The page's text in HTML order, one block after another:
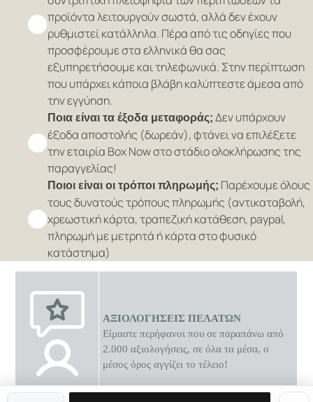
0 διαθέσιμες προσφορές
προϊόντα λειτουργούν σωστά, αλλά δεν έχουν
ρυθμιστεί κατάλληλα. Πέρα από τις οδηγίες που
προσφέρουμε στα ελληνικά θα σας
εξυπηρετήσουμε και τηλεφωνικά. Στην περίπτωση
που υπάρχει κάποια βλάβη καλύπτεστε άμεσα από
την εγγύηση.
Ποια είναι τα έξοδα μεταφοράς; Δεν υπάρχουν
έξοδα αποστολής (δωρεάν), φτάνει να επιλέξετε
την εταιρία Box Now στο στάδιο ολοκλήρωσης της
παραγγελίας!
Ποιοι είναι οι τρόποι πληρωμής; Παρέχουμε όλους
τους δυνατούς τρόπους πληρωμής (αντικαταβολή,
χρεωστική κάρτα, τραπεζική κατάθεση, paypal,
πληρωμή με μετρητά ή κάρτα στο φυσικό
κατάστημα)
ΑΞΙΟΛΟΓΗΣΕΙΣ ΠΕΛΑΤΩΝ
Είμαστε περήφανοι που σε παραπάνω από
2.000 αξιολογήσεις, σε όλα τα μέσα, ο
μέσος όρος αγγίζει το τέλειο!